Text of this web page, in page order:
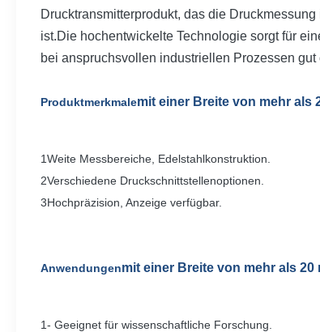
Drucktransmitterprodukt, das die
ist.Die hochentwickelte Technologie sorgt für
bei anspruchsvollen industriellen Prozessen
Produktmerkmalemit einer Breite von mehr als
1Weite Messbereiche, Edelstahlkonstruktion.
2Verschiedene Druckschnittstellenoptionen.
3Hochpräzision, Anzeige verfügbar.
Anwendungenmit einer Breite von mehr als 20
1- Geeignet für wissenschaftliche Forschung.